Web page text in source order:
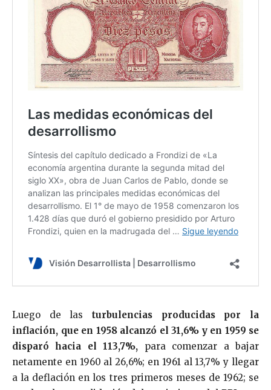
Luego de las turbulencias producidas por la
inflación, que en 1958 alcanzó el 31,6% y en 1959 se
disparó hacia el 113,7%, para comenzar a bajar
netamente en 1960 al 26,6%; en 1961 al 13,7% y llegar
a la deflación en los tres primeros meses de 1962; se